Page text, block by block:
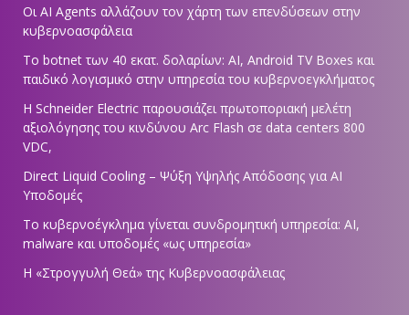
Οι AI Agents αλλάζουν τον χάρτη των επενδύσεων στην
κυβερνοασφάλεια
Το botnet των 40 εκατ. δολαρίων: AI, Android TV Boxes και
παιδικό λογισμικό στην υπηρεσία του κυβερνοεγκλήματος
Η Schneider Electric παρουσιάζει πρωτοποριακή μελέτη
αξιολόγησης του κινδύνου Arc Flash σε data centers 800
VDC,
Direct Liquid Cooling – Ψύξη Υψηλής Απόδοσης για AI
Υποδομές
Το κυβερνοέγκλημα γίνεται συνδρομητική υπηρεσία: AI,
malware και υποδομές «ως υπηρεσία»
Η «Στρογγυλή Θεά» της Κυβερνοασφάλειας